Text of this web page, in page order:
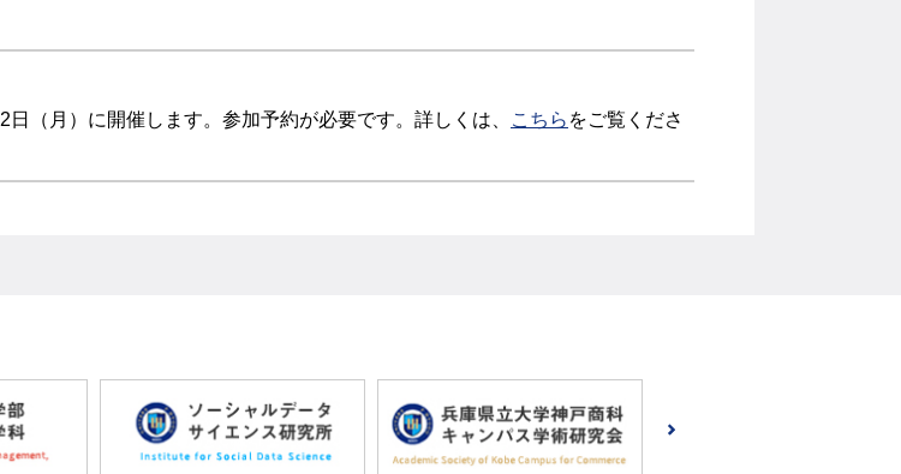
（月）に開催します。参加予約が必要です。詳しくは、 こちら をご覧くださ